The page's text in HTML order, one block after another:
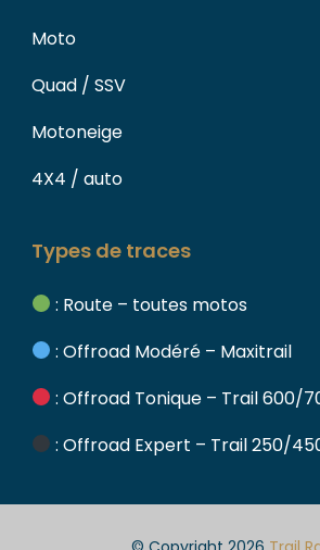
Moto
Quad / SSV
Motoneige
4X4 / auto
Types de traces
: Route – toutes motos
: Offroad Modéré – Maxitrail
: Offroad Tonique – Trail 600/
: Offroad Expert – Trail 250/